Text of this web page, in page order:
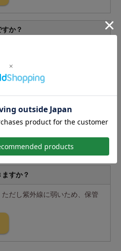
か？
ッグとも呼ばれ、持ち運びや保
のくらいですか？
に使用すれば長期間お使いい
や、やや重い物の持ち運びにも
すか？
だし紫外線に弱いため、保管